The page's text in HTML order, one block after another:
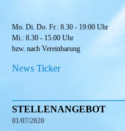
Mo. Di. Do. Fr.: 8.30 - 19:00 Uhr
Mi.: 8.30 - 15.00 Uhr
bzw. nach Vereinbarung
News Ticker
STELLENANGEBOT
01/07/2020